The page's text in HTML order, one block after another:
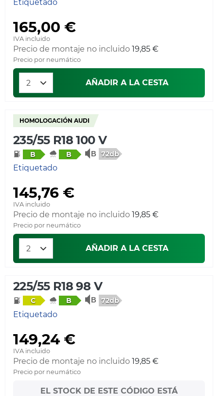
Etiquetado
165,00 €
IVA incluido
Precio de montaje no incluido 19,85 €
Precio por neumático
AÑADIR A LA CESTA
HOMOLOGACIÓN AUDI
235/55 R18 100 V
B B 72db
Etiquetado
145,76 €
IVA incluido
Precio de montaje no incluido 19,85 €
Precio por neumático
AÑADIR A LA CESTA
225/55 R18 98 V
C B 72db
Etiquetado
149,24 €
IVA incluido
Precio de montaje no incluido 19,85 €
Precio por neumático
EL STOCK DE ESTE CÓDIGO ESTÁ